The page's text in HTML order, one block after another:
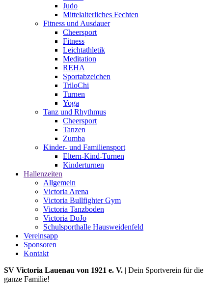
Judo
Mittelalterliches Fechten
Fitness und Ausdauer
Cheersport
Fitness
Leichtathletik
Meditation
REHA
Sportabzeichen
TriloChi
Turnen
Yoga
Tanz und Rhythmus
Cheersport
Tanzen
Zumba
Kinder- und Familiensport
Eltern-Kind-Turnen
Kinderturnen
Hallenzeiten
Allgemein
Victoria Arena
Victoria Bullfighter Gym
Victoria Tanzboden
Victoria DoJo
Schulsporthalle Hausweidenfeld
Vereinsapp
Sponsoren
Kontakt
SV Victoria Lauenau von 1921 e. V. | Dein Sportverein für die
ganze Familie!